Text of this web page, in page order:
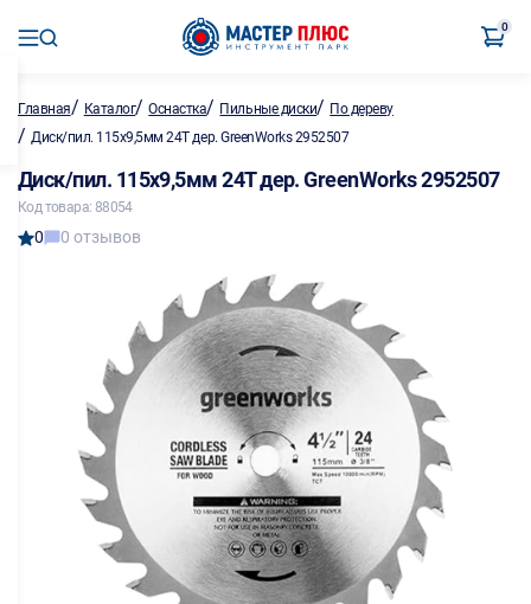
0
Главная/ Каталог/Оснастка/ Пильные диски/ По дереву
/ Диск/пил. 115х9,5мм 24Т дер. GreenWorks 2952507
Диск/пил. 115х9,5мм 24Т дер. GreenWorks 2952507
Код товара: 88054
0 0 отзывов